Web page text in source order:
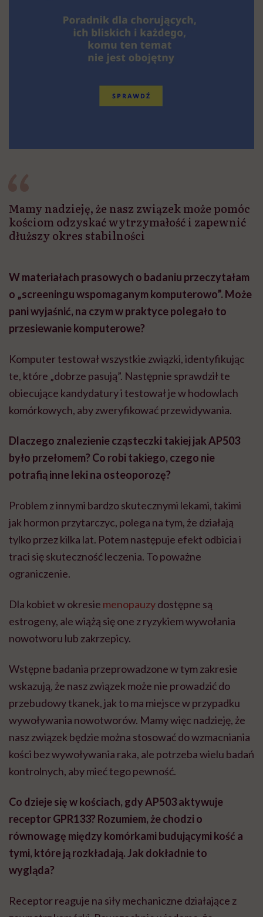
Mamy nadzieję, że nasz związek może pomóc
kościom odzyskać wytrzymałość i zapewnić
dłuższy okres stabilności
W materiałach prasowych o badaniu przeczytałam
o „screeningu wspomaganym komputerowo”. Może
pani wyjaśnić, na czym w praktyce polegało to
przesiewanie komputerowe?
Komputer testował wszystkie związki, identyfikując
te, które „dobrze pasują”. Następnie sprawdził te
obiecujące kandydatury i testował je w hodowlach
komórkowych, aby zweryfikować przewidywania.
Dlaczego znalezienie cząsteczki takiej jak AP503
było przełomem? Co robi takiego, czego nie
potrafią inne leki na osteoporozę?
Problem z innymi bardzo skutecznymi lekami, takimi
jak hormon przytarczyc, polega na tym, że działają
tylko przez kilka lat. Potem następuje efekt odbicia i
traci się skuteczność leczenia. To poważne
ograniczenie.
Dla kobiet w okresie menopauzydostępne są
estrogeny, ale wiążą się one z ryzykiem wywołania
nowotworu lub zakrzepicy.
Wstępne badania przeprowadzone w tym zakresie
wskazują, że nasz związek może nie prowadzić do
przebudowy tkanek, jak to ma miejsce w przypadku
wywoływania nowotworów. Mamy więc nadzieję, że
nasz związek będzie można stosować do wzmacniania
kości bez wywoływania raka, ale potrzeba wielu badań
kontrolnych, aby mieć tego pewność.
Co dzieje się w kościach, gdy AP503 aktywuje
receptor GPR133? Rozumiem, że chodzi o
równowagę między komórkami budującymi kość a
tymi, które ją rozkładają. Jak dokładnie to
wygląda?
Receptor reaguje na siły mechaniczne działające z